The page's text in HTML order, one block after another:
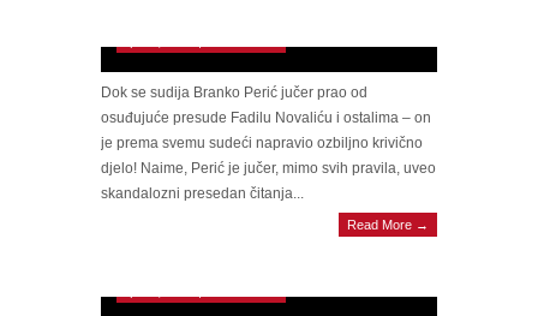
Dok se sudija Branko Perić jučer prao od
osuđujuće presude Fadilu Novaliću i ostalima – on
je prema svemu sudeći napravio ozbiljno krivično
djelo! Naime, Perić je jučer, mimo svih pravila, uveo
skandalozni presedan čitanja...
Read More →
UDT formirao predmet protiv Perića zbog
skandala s presudom Novaliću, traži se ‘hitno’